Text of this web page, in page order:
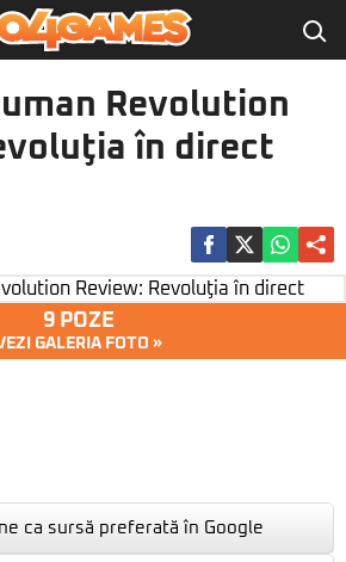
Revolution
în direct
9 POZE
GALERIA FOTO »
ca sursă preferată în Google